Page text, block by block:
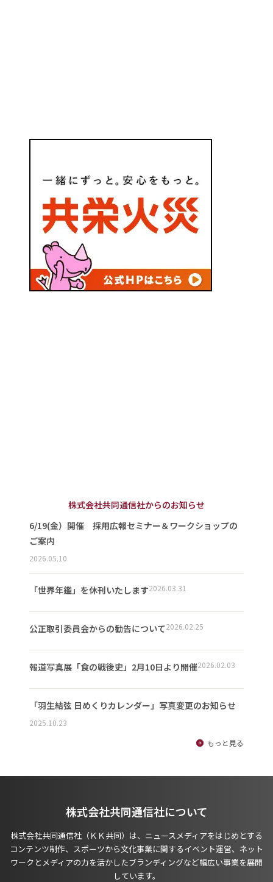
株式会社共同通信社からのお知らせ
6/19(金）開催 採用広報セミナー＆ワークショップの
ご案内
2026.05.10
「世界年鑑」を休刊いたします2026.03.31
公正取引委員会からの勧告について2026.02.25
報道写真展「食の戦後史」2月10日より開催2026.02.03
「羽生結弦 日めくりカレンダー」写真変更のお知らせ
2025.10.23
もっと見る
株式会社共同通信社について
株式会社共同通信社（ＫＫ共同）は、ニュースメディアをはじめとする
コンテンツ制作、スポーツから文化事業に関するイベント運営、ネット
ワークとメディアの力を活かしたブランディングなど幅広い事業を展開
しています。